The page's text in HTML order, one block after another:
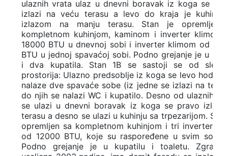
ulaznih vrata ulaz u dnevni boravak iz koga se
izlazi na veću terasu a levo do kraja je kuhinja
izlazom na manju terasu. Stan je opremljen
kompletnom kuhinjom, kaminom i inverter klimom
18000 BTU u dnevnoj sobi i inverter klimom od
BTU u jednoj spavaćoj sobi. Podno grejanje je u
i dva kupatila. Stan 1B se sastoji se od
prostorija: Ulazno predsoblje iz koga se levo
nalaze dve spavaće sobe (iz jedne se izlazi na
do njih se nalazi WC i kupatilo. Desno od ulaznih
se ulazi u dnevni boravak iz koga se pravo izlazi
terasu a desno se ulazi u kuhinju sa trpezarijom.
opremljen sa kompletnom kuhinjom i tri inverter
od 12000 BTU, koje su raspoređene u svim
Podno grejanje je u kupatilu i toaletu. Zgrada